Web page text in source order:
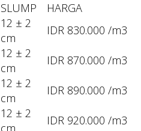
SLUMP
HARGA
12 ± 2
cm
IDR 830.000 /m3
12 ± 2
cm
IDR 870.000 /m3
12 ± 2
cm
IDR 890.000 /m3
12 ± 2
IDR 920.000 /m3